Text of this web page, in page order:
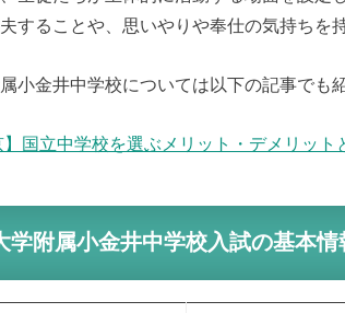
することや、思いやりや奉仕の気持ちを
小金井中学校については以下の記事でも
】国立中学校を選ぶメリット・デメリッ
学附属小金井中学校入試の基本情